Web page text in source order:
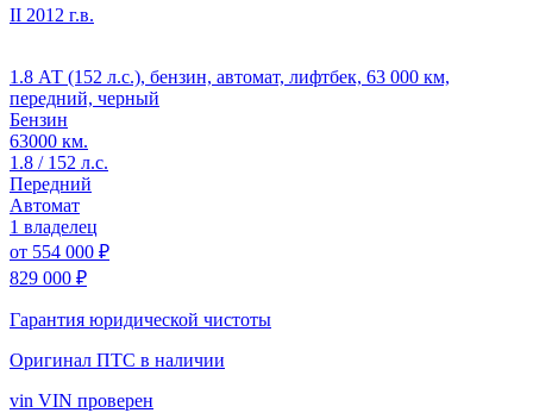
II 2012 г.в.
1.8 АТ (152 л.с.), бензин, автомат, лифтбек, 63 000 км,
передний, черный
Бензин
63000 км.
1.8 / 152 л.с.
Передний
Автомат
1 владелец
от 554 000 ₽
829 000 ₽
Гарантия юридической чистоты
Оригинал ПТС в наличии
vin VIN проверен